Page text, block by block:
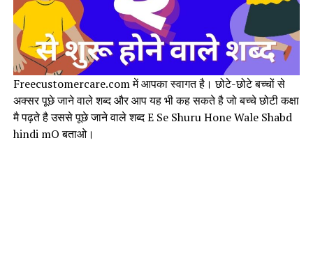
Freecustomercare.com में आपका स्वागत है। छोटे-छोटे बच्चों से
अक्सर पूछे जाने वाले शब्द और आप यह भी कह सकते है जो बच्चे छोटी कक्षा
मै पढ़ते है उससे पूछे जाने वाले शब्द E Se Shuru Hone Wale Shabd
hindi mO बताओ।